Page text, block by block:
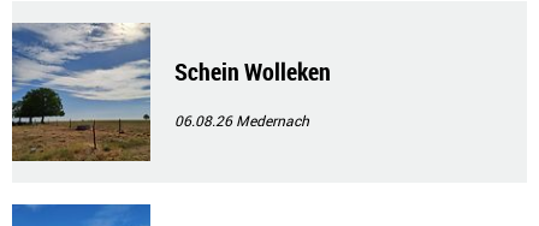
Schein Wolleken
06.08.26Medernach